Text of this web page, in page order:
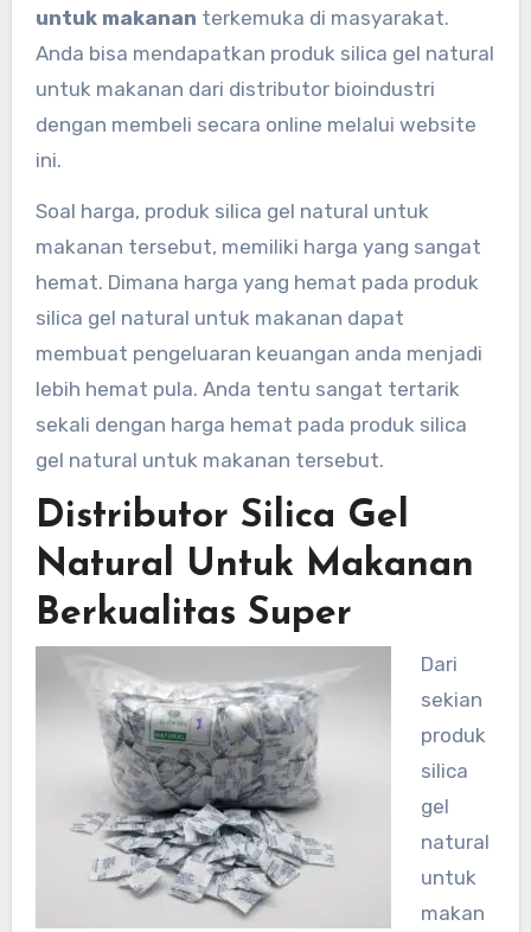
untuk makanan terkemuka di masyarakat.
Anda bisa mendapatkan produk silica gel natural
untuk makanan dari distributor bioindustri
dengan membeli secara online melalui website
ini.
Soal harga, produk silica gel natural untuk
makanan tersebut, memiliki harga yang sangat
hemat. Dimana harga yang hemat pada produk
silica gel natural untuk makanan dapat
membuat pengeluaran keuangan anda menjadi
lebih hemat pula. Anda tentu sangat tertarik
sekali dengan harga hemat pada produk silica
gel natural untuk makanan tersebut.
Distributor Silica Gel
Natural Untuk Makanan
Berkualitas Super
Dari
sekian
produk
silica
gel
natural
untuk
makan